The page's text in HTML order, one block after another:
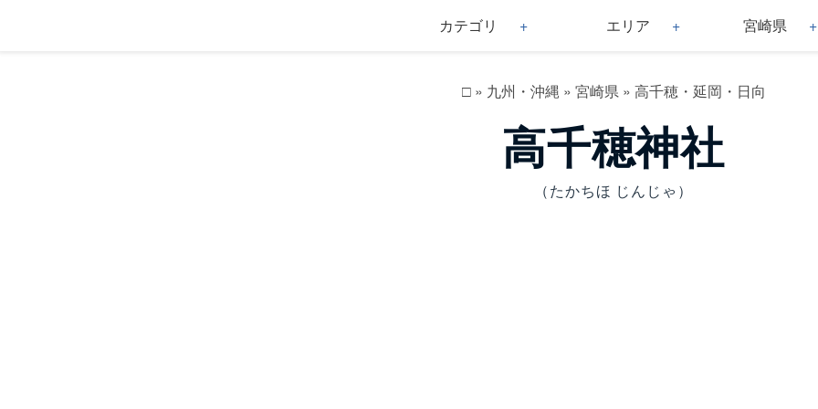
カテゴリ エリア 宮崎県
□» 九州・沖縄 » 宮崎県» 高千穂・延岡・日向
高千穂神社
（たかちほ じんじゃ）